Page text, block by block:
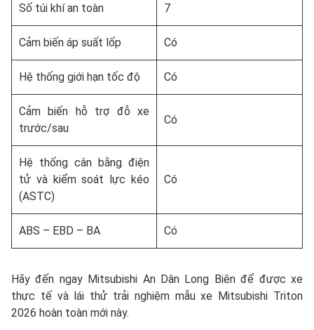
Số túi khí an toàn 7
Cảm biến áp suất lốp Có
Hệ thống giới hạn tốc độ Có
Cảm biến hỗ trợ đỗ xe
trước/sau
Có
Hệ thống cân bằng điện
tử và kiểm soát lực kéo
(ASTC)
Có
ABS – EBD – BA Có
Hãy đến ngay Mitsubishi An Dân Long Biên để được xe
thực tế và lái thử trải nghiệm mẫu xe Mitsubishi Triton
2026 hoàn toàn mới này.